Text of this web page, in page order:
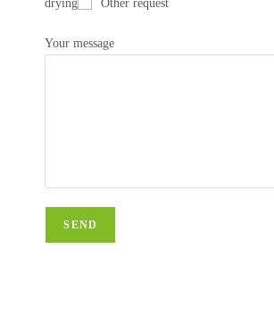
drying
Other request
Your message